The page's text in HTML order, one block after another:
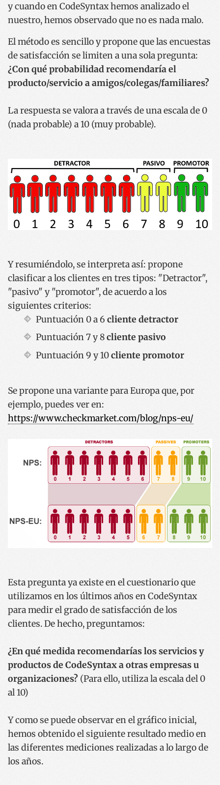
y cuando en CodeSyntax hemos analizado el
nuestro, hemos observado que no es nada malo.
El método es sencillo y propone que las encuestas
de satisfacción se limiten a una sola pregunta:
¿Con qué probabilidad recomendaría el
producto/servicio a amigos/colegas/familiares?
La respuesta se valora a través de una escala de 0
(nada probable) a 10 (muy probable).
Y resumiéndolo, se interpreta así: propone
clasificar a los clientes en tres tipos: "Detractor",
"pasivo" y "promotor", de acuerdo a los
siguientes criterios:
Puntuación 0 a 6 cliente detractor
Puntuación 7 y 8cliente pasivo
Puntuación 9 y 10cliente promotor
Se propone una variante para Europa que, por
ejemplo, puedes ver en:
https://www.checkmarket.com/blog/nps-eu/
Esta pregunta ya existe en el cuestionario que
utilizamos en los últimos años en CodeSyntax
para medir el grado de satisfacción de los
clientes. De hecho, preguntamos:
¿En qué medida recomendarías los servicios y
productos de CodeSyntax a otras empresas u
organizaciones? (Para ello, utiliza la escala del 0
al 10)
Y como se puede observar en el gráfico inicial,
hemos obtenido el siguiente resultado medio en
las diferentes mediciones realizadas a lo largo de
los años.